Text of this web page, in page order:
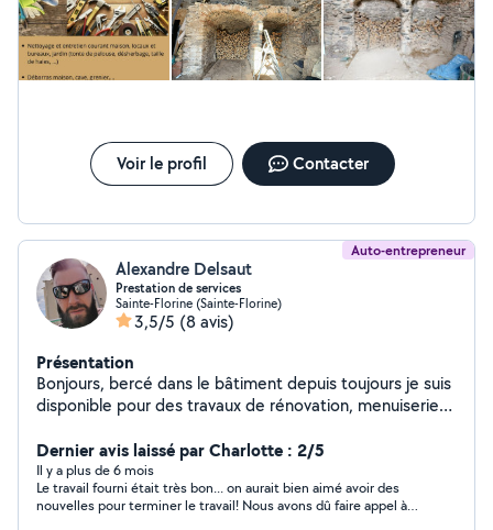
Voir le profil Contacter
Auto-entrepreneur
Alexandre Delsaut
Prestation de services
Sainte-Florine (Sainte-Florine)
3,5/5 (8 avis)
Présentation
Bonjours, bercé dans le bâtiment depuis toujours je suis
disponible pour des travaux de rénovation, menuiserie
déménagement et le montage de vos meubles.
Dernier avis laissé par Charlotte : 2/5
Il y a plus de 6 mois
Le travail fourni était très bon... on aurait bien aimé avoir des
nouvelles pour terminer le travail! Nous avons dû faire appel à